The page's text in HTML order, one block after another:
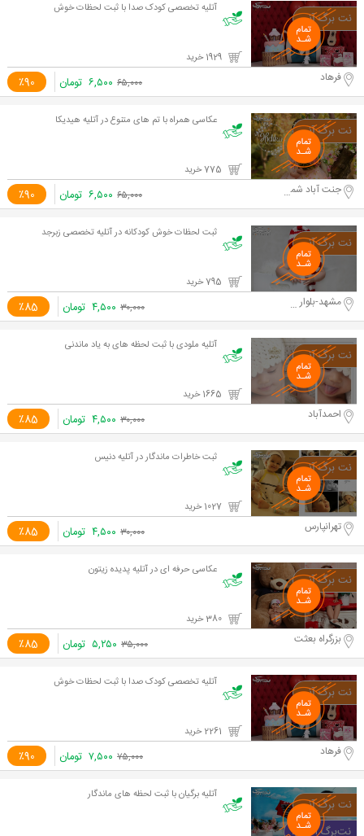
آتلیه تخصصی کودک صدا با ثبت لحظات خوش
٪90 فرهاد ۶۵,۰۰۰ ۶,۵۰۰ تومان
عکاسی همراه با تم های متنوع در آتلیه هیدیکا
٪90 جنت آباد شمالی ۶۵,۰۰۰ ۶,۵۰۰ تومان
ثبت لحظات خوش کودکانه در آتلیه تخصصی زبرجد
٪85 مشهد-بلوار سازمان آب ۳۰,۰۰۰ ۴,۵۰۰ تومان
آتلیه ملودی با ثبت لحظه های به یاد ماندنی
٪85 احمدآباد ۳۰,۰۰۰ ۴,۵۰۰ تومان
ثبت خاطرات ماندگار در آتلیه دنیس
٪85 تهرانپارس ۳۰,۰۰۰ ۴,۵۰۰ تومان
عکاسی حرفه ای در آتلیه پدیده زیتون
٪85 بزرگراه بعثت ۳۵,۰۰۰ ۵,۲۵۰ تومان
آتلیه تخصصی کودک صدا با ثبت لحظات خوش
٪90 فرهاد ۷۵,۰۰۰ ۷,۵۰۰ تومان
آتلیه برگیان با ثبت لحظه های ماندگار